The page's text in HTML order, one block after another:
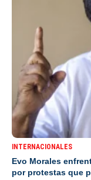
INTERNACIONALES
Evo Morales
por protestas que